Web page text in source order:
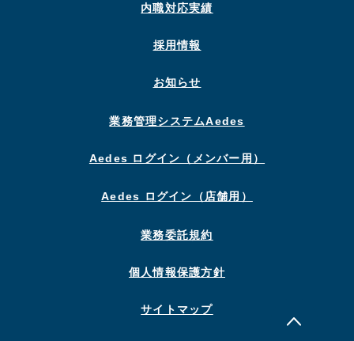
内職対応実績
採用情報
お知らせ
業務管理システムAedes
Aedes ログイン（メンバー用）
Aedes ログイン（店舗用）
業務委託規約
個人情報保護方針
サイトマップ